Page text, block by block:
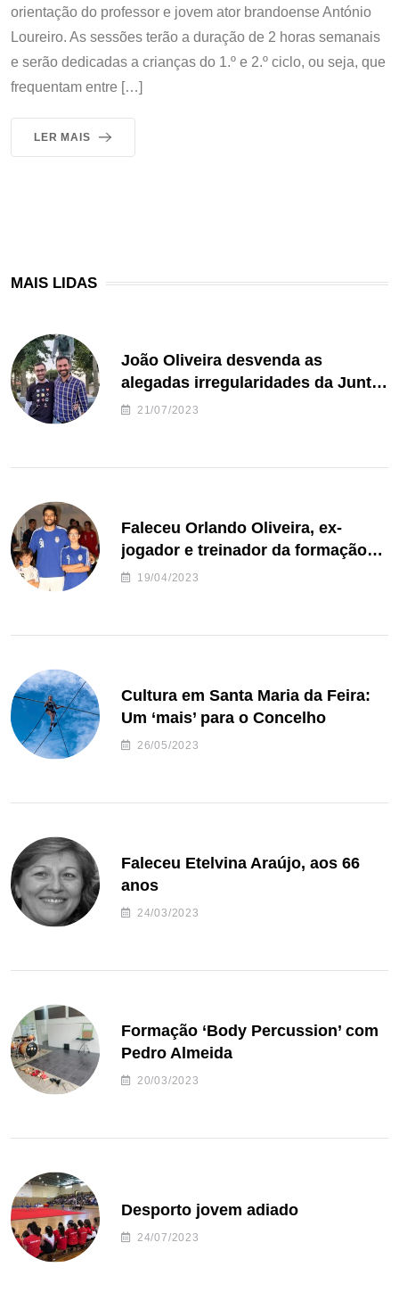
orientação do professor e jovem ator brandoense António
Loureiro. As sessões terão a duração de 2 horas semanais
e serão dedicadas a crianças do 1.º e 2.º ciclo, ou seja, que
frequentam entre […]
LER MAIS
MAIS LIDAS
João Oliveira desvenda as
alegadas irregularidades da Junta
de Freguesia S. João de Ver
21/07/2023
Faleceu Orlando Oliveira, ex-
jogador e treinador da formação
de andebol do Feirense
19/04/2023
Cultura em Santa Maria da Feira:
Um ‘mais’ para o Concelho
26/05/2023
Faleceu Etelvina Araújo, aos 66
anos
24/03/2023
Formação ‘Body Percussion’ com
Pedro Almeida
20/03/2023
Desporto jovem adiado
24/07/2023